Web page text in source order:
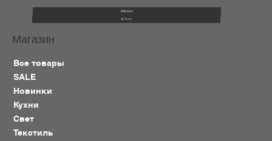
B&B Italia
ALTcoin
Магазин
Все товары
SALE
Новинки
Кухни
Свет
Текстиль